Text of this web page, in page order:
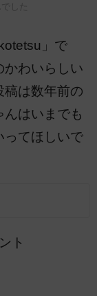
した
」で
かわいらしい
稿は数年前の
はいまでも
ってほしいで
ト